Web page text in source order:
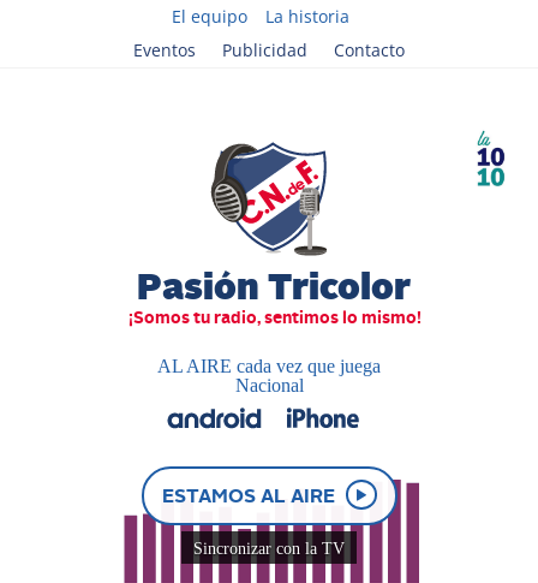
El equipo
La historia
Eventos
Publicidad Contacto
AL AIRE cada vez que juega
Nacional
ESTAMOS AL AIRE
Sincronizar con la TV